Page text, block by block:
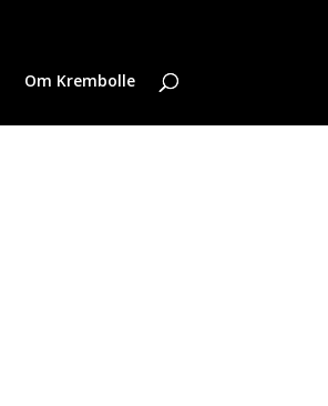
Om Krembolle